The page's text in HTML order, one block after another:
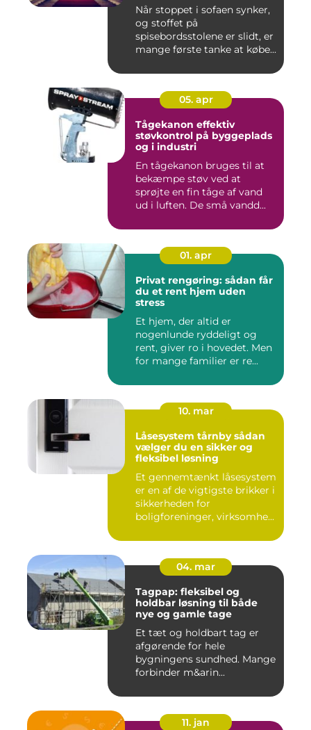
Når stoppet i sofaen synker,
og stoffet på
spisebordsstolene er slidt, er
mange første tanke at købe...
05. apr
Tågekanon effektiv
støvkontrol på byggeplads
og i industri
En tågekanon bruges til at
bekæmpe støv ved at
sprøjte en fin tåge af vand
ud i luften. De små vandd...
01. apr
Privat rengøring: sådan får
du et rent hjem uden
stress
Et hjem, der altid er
nogenlunde ryddeligt og
rent, giver ro i hovedet. Men
for mange familier er re...
10. mar
Låsesystem tårnby sådan
vælger du en sikker og
fleksibel løsning
Et gennemtænkt låsesystem
er en af de vigtigste brikker i
sikkerheden for
boligforeninger, virksomhe...
04. mar
Tagpap: fleksibel og
holdbar løsning til både
nye og gamle tage
Et tæt og holdbart tag er
afgørende for hele
bygningens sundhed. Mange
forbinder m&arin...
11. jan